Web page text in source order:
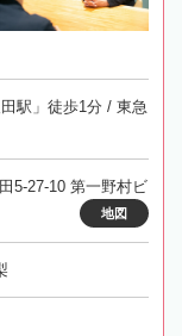
駅」徒歩1分 / 東急
5-27-10 第一野村ビ
地図